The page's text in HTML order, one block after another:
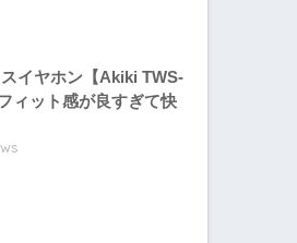
イヤホン【Akiki TWS-
ィット感が良すぎて快